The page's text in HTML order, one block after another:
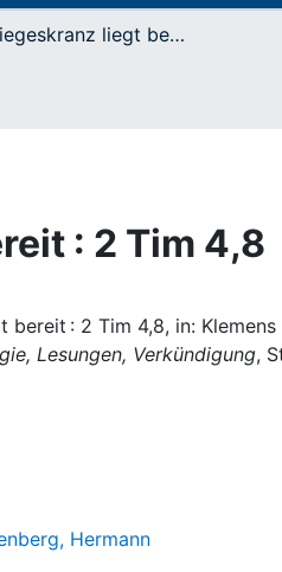
Der Siegeskranz liegt bereit : 2 Tim 4,8
: 2 Tim 4,8
: 2 Tim 4,8, in:
Lesungen, Verkündigung,
Hermann